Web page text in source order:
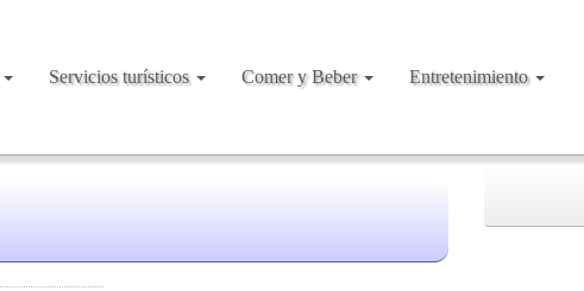
Servicios turísticos Comer y Beber Entretenimiento